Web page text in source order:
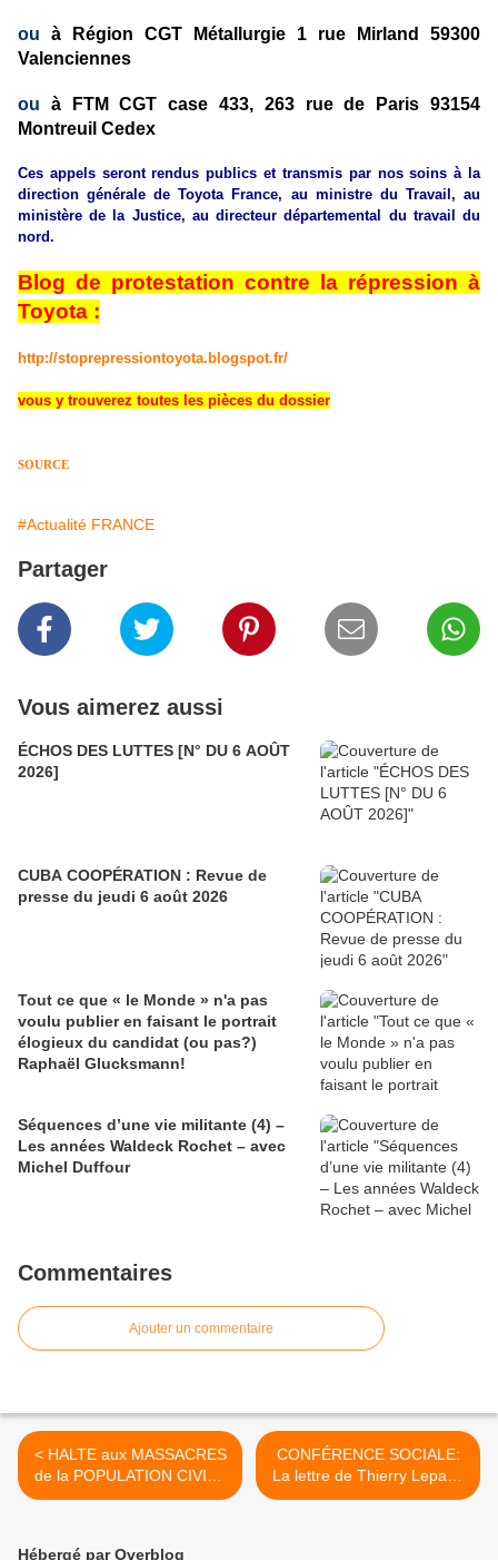
ou à Région CGT Métallurgie 1 rue Mirland 59300
Valenciennes
ou à FTM CGT case 433, 263 rue de Paris 93154
Montreuil Cedex
Ces appels seront rendus publics et transmis par nos soins à la
direction générale de Toyota France, au ministre du Travail, au
ministère de la Justice, au directeur départemental du travail du
nord.
Blog de protestation contre la répression à
Toyota :
http://stoprepressiontoyota.blogspot.fr/
vous y trouverez toutes les pièces du dossier
SOURCE
#Actualité FRANCE
Partager
Vous aimerez aussi
ÉCHOS DES LUTTES [N° DU 6 AOÛT
2026]
CUBA COOPÉRATION : Revue de
presse du jeudi 6 août 2026
Tout ce que « le Monde » n'a pas
voulu publier en faisant le portrait
élogieux du candidat (ou pas?)
Raphaël Glucksmann!
Séquences d’une vie militante (4) –
Les années Waldeck Rochet – avec
Michel Duffour
Commentaires
Ajouter un commentaire
< HALTE aux MASSACRES
de la POPULATION CIVILE
du DONBASS [Sud-Est de
CONFÉRENCE SOCIALE:
La lettre de Thierry Lepaon
à François Hollande
Hébergé par Overblog